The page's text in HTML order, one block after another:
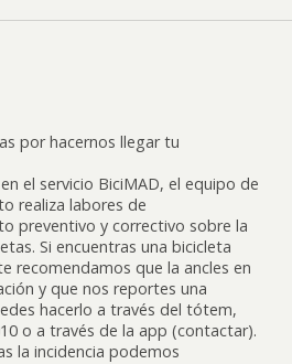
por hacernos llegar tu
el servicio BiciMAD, el equipo de
realiza labores de
preventivo y correctivo sobre la
Si encuentras una bicicleta
recomendamos que la ancles en
y que nos reportes una
hacerlo a través del tótem,
o a través de la app (contactar).
la incidencia podemos